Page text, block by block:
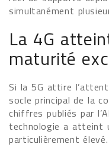
simultanément
La 4G
maturité
Si la 5G attire
socle principal de la
chiffres publiés par
technologie a atteint
particulièrement élevé.